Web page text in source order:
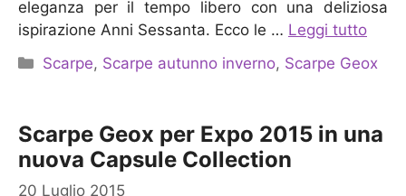
eleganza per il tempo libero con una deliziosa
ispirazione Anni Sessanta. Ecco le … Leggi tutto
Categorie
Scarpe, Scarpe autunno inverno, Scarpe Geox
Scarpe Geox per Expo 2015 in una
nuova Capsule Collection
20 Luglio 2015